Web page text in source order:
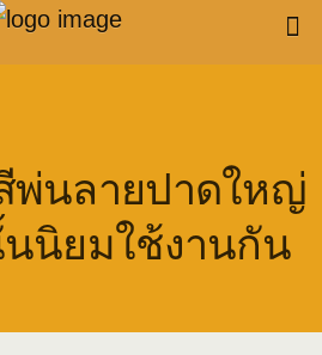
พ่นลายปาดใหญ่
นนิยมใช้งานกัน